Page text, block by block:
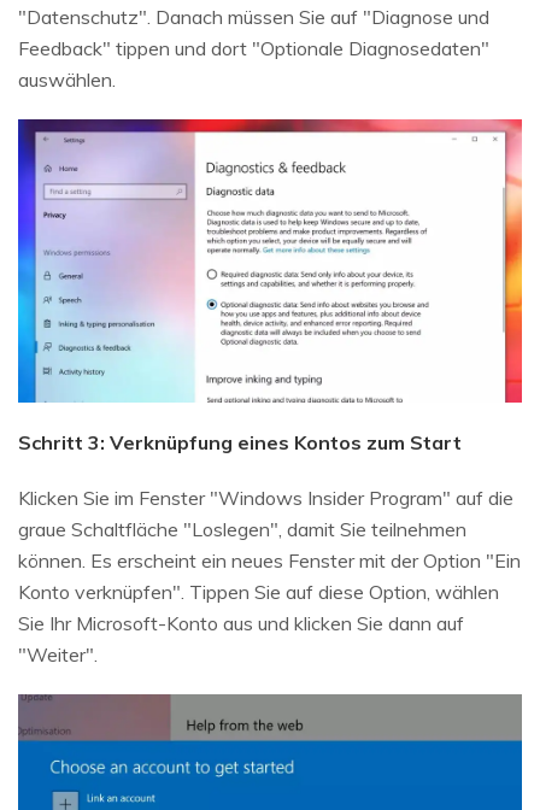
"Datenschutz". Danach müssen Sie auf "Diagnose und
Feedback" tippen und dort "Optionale Diagnosedaten"
auswählen.
Schritt 3: Verknüpfung eines Kontos zum Start
Klicken Sie im Fenster "Windows Insider Program" auf die
graue Schaltfläche "Loslegen", damit Sie teilnehmen
können. Es erscheint ein neues Fenster mit der Option "Ein
Konto verknüpfen". Tippen Sie auf diese Option, wählen
Sie Ihr Microsoft-Konto aus und klicken Sie dann auf
"Weiter".